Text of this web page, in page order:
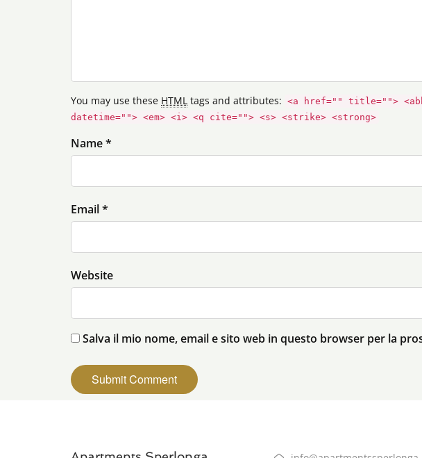
You may use these HTML tags and attributes: <a href="" title="">
datetime=""> <em> <i> <q cite=""> <s> <strike> <strong>
Name *
Email *
Website
Salva il mio nome, email e sito web in questo browser per la